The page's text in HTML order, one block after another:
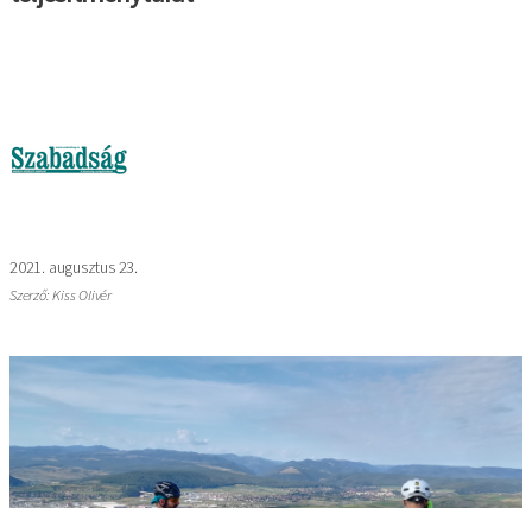
2021. augusztus 23.
Szerző: Kiss Olivér